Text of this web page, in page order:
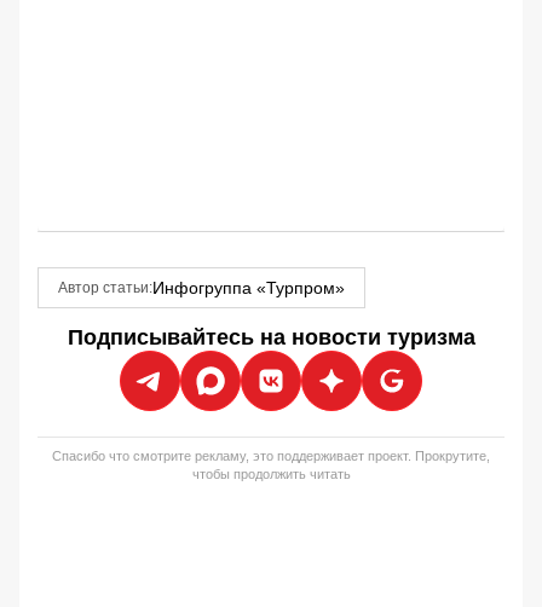
Автор статьи:Инфогруппа «Турпром»
Подписывайтесь на новости туризма
Спасибо что смотрите рекламу, это поддерживает проект. Прокрутите,
чтобы продолжить читать